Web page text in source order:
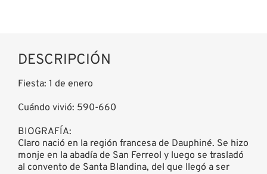
DESCRIPCIÓN
Fiesta: 1 de enero
Cuándo vivió: 590-660
BIOGRAFÍA:
Claro nació en la región francesa de Dauphiné. Se hizo
monje en la abadía de San Ferreol y luego se trasladó
al convento de Santa Blandina, del que llegó a ser